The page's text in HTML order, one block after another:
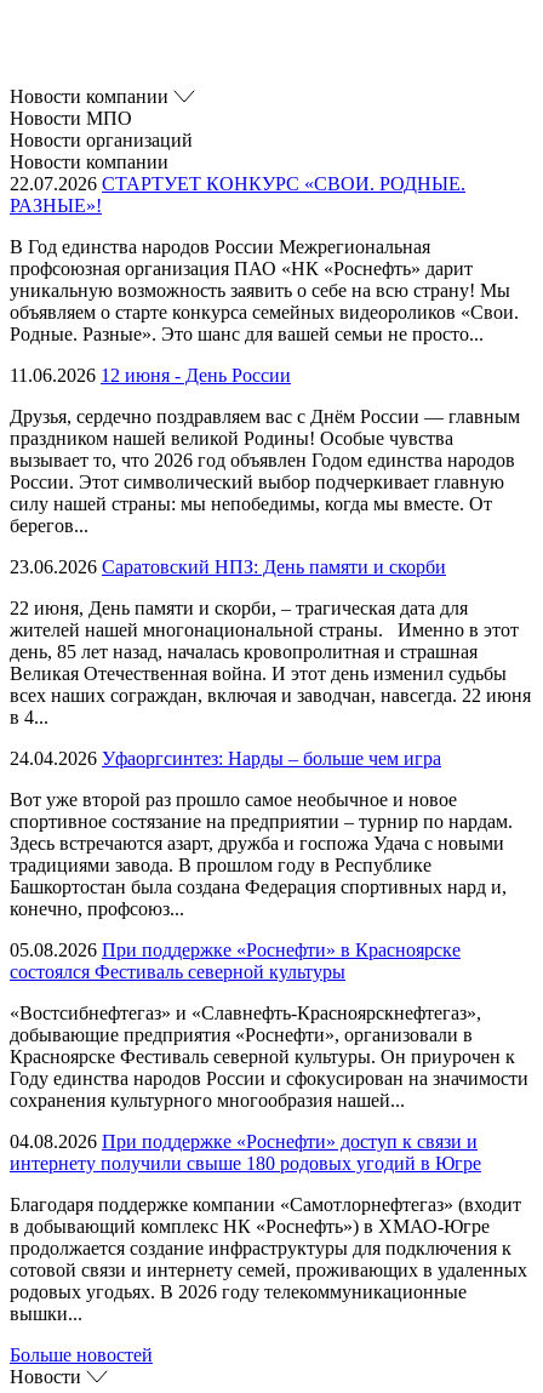
Новости компании
Новости МПО
Новости организаций
Новости компании
22.07.2026 СТАРТУЕТ КОНКУРС «СВОИ. РОДНЫЕ.
РАЗНЫЕ»!
В Год единства народов России Межрегиональная
профсоюзная организация ПАО «НК «Роснефть» дарит
уникальную возможность заявить о себе на всю страну! Мы
объявляем о старте конкурса семейных видеороликов «Свои.
Родные. Разные». Это шанс для вашей семьи не просто...
11.06.2026 12 июня - День России
Друзья, сердечно поздравляем вас с Днём России — главным
праздником нашей великой Родины! Особые чувства
вызывает то, что 2026 год объявлен Годом единства народов
России. Этот символический выбор подчеркивает главную
силу нашей страны: мы непобедимы, когда мы вместе. От
берегов...
23.06.2026 Саратовский НПЗ: День памяти и скорби
22 июня, День памяти и скорби, – трагическая дата для
жителей нашей многонациональной страны. Именно в этот
день, 85 лет назад, началась кровопролитная и страшная
Великая Отечественная война. И этот день изменил судьбы
всех наших сограждан, включая и заводчан, навсегда. 22 июня
в 4...
24.04.2026 Уфаоргсинтез: Нарды – больше чем игра
Вот уже второй раз прошло самое необычное и новое
спортивное состязание на предприятии – турнир по нардам.
Здесь встречаются азарт, дружба и госпожа Удача с новыми
традициями завода. В прошлом году в Республике
Башкортостан была создана Федерация спортивных нард и,
конечно, профсоюз...
05.08.2026 При поддержке «Роснефти» в Красноярске
состоялся Фестиваль северной культуры
«Востсибнефтегаз» и «Славнефть-Красноярскнефтегаз»,
добывающие предприятия «Роснефти», организовали в
Красноярске Фестиваль северной культуры. Он приурочен к
Году единства народов России и сфокусирован на значимости
сохранения культурного многообразия нашей...
04.08.2026 При поддержке «Роснефти» доступ к связи и
интернету получили свыше 180 родовых угодий в Югре
Благодаря поддержке компании «Самотлорнефтегаз» (входит
в добывающий комплекс НК «Роснефть») в ХМАО-Югре
продолжается создание инфраструктуры для подключения к
сотовой связи и интернету семей, проживающих в удаленных
родовых угодьях. В 2026 году телекоммуникационные
вышки...
Больше новостей
Новости